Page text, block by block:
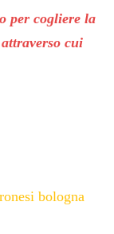
per cogliere la
cui